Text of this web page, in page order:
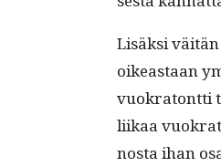
Lisäk­si
oikeas­t­aan
vuokra­tont­ti
liikaa
nos­ta ihan